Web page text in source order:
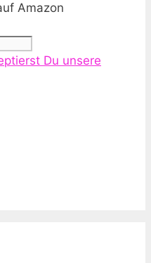
Amazon
Du unsere